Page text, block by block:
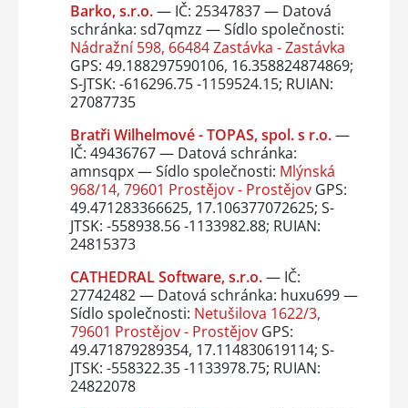
Barko, s.r.o.— IČ: 25347837 — Datová
schránka: sd7qmzz — Sídlo společnosti:
Nádražní 598, 66484 Zastávka - Zastávka
GPS: 49.188297590106, 16.358824874869;
S-JTSK: -616296.75 -1159524.15; RUIAN:
27087735
Bratři Wilhelmové - TOPAS, spol. s r.o.—
IČ: 49436767 — Datová schránka:
amnsqpx — Sídlo společnosti: Mlýnská
968/14, 79601 Prostějov - ProstějovGPS:
49.471283366625, 17.106377072625; S-
JTSK: -558938.56 -1133982.88; RUIAN:
24815373
CATHEDRAL Software, s.r.o.— IČ:
27742482 — Datová schránka: huxu699 —
Sídlo společnosti: Netušilova 1622/3,
79601 Prostějov - ProstějovGPS:
49.471879289354, 17.114830619114; S-
JTSK: -558322.35 -1133978.75; RUIAN:
24822078